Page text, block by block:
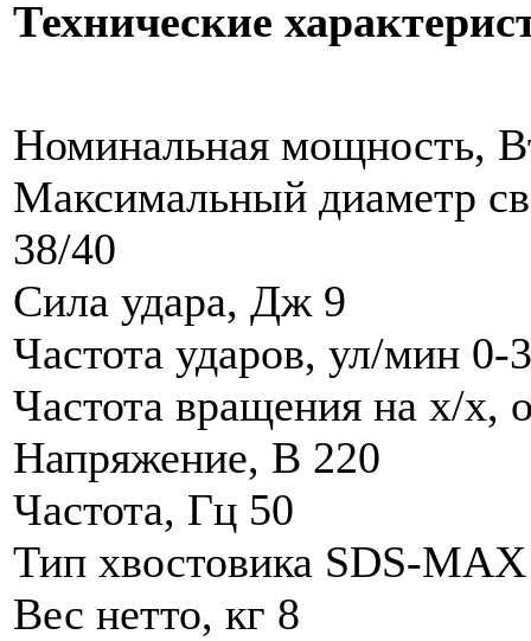
Технические
Номинальная мощность,
Максимальный диаметр
38/40
Сила удара, Дж 9
Частота ударов, ул/мин 0-
Частота вращения на х/х,
Напряжение, В 220
Частота, Гц 50
Тип хвостовика SDS-MAX
Вес нетто, кг 8